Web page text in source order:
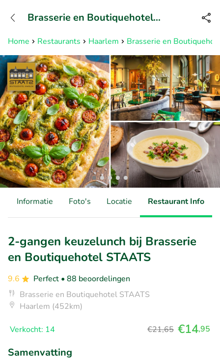
Bereikbaar tot 23:00 uur
Home Restaurants Haarlem Brasserie en
Brasserie en Boutiquehotel
Informatie Foto's Locatie Restaurant Info
2-gangen keuzelunch bij Brasserie
en Boutiquehotel STAATS
9.6 Perfect • 88 beoordelingen
Brasserie en Boutiquehotel STAATS
Haarlem (452km)
Verkocht: 14 €21,65 €14,95
Samenvatting